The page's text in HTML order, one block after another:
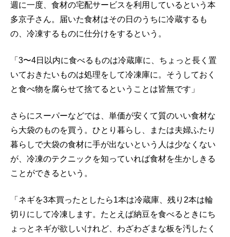
週に一度、食材の宅配サービスを利用しているという本
多京子さん。届いた食材はその日のうちに冷蔵するも
の、冷凍するものに仕分けをするという。
「3〜4日以内に食べるものは冷蔵庫に、ちょっと長く置
いておきたいものは処理をして冷凍庫に。そうしておく
と食べ物を腐らせて捨てるということは皆無です」
さらにスーパーなどでは、単価が安くて質のいい食材な
ら大袋のものを買う。ひとり暮らし、または夫婦ふたり
暮らしで大袋の食材に手が出ないという人は少なくない
が、冷凍のテクニックを知っていれば食材を生かしきる
ことができるという。
「ネギを3本買ったとしたら1本は冷蔵庫、残り2本は輪
切りにして冷凍します。たとえば納豆を食べるときにち
ょっとネギが欲しいけれど、わざわざまな板を汚したく